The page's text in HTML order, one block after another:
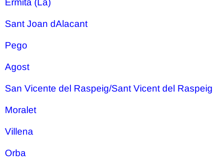
Ermita (La)
Sant Joan dAlacant
Pego
Agost
San Vicente del Raspeig/Sant Vicent del Raspeig
Moralet
Villena
Orba